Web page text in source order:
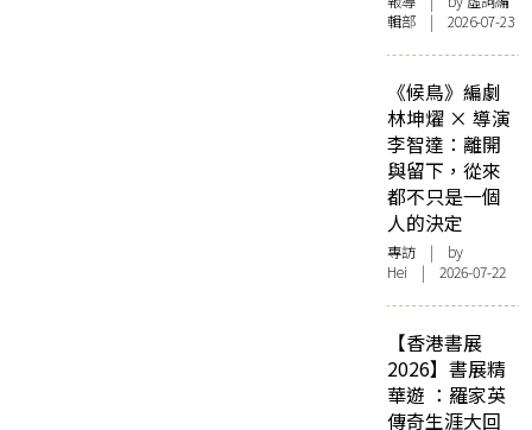
輯部 | 2026-07-23
《候鳥》編劇
林坤燿 × 導演
李智達：離開
與留下，從來
都不只是一個
人的決定
專訪 | by
Hei | 2026-07-22
【香港書展
2026】書展精
華遊 ：羅家英
傳奇生涯大回